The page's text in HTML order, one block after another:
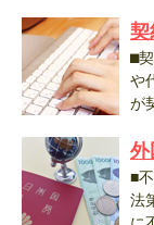
契
⬛︎
や
が
外
■
法